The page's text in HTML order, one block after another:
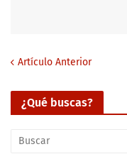
Artículo Anterior
¿Qué buscas?